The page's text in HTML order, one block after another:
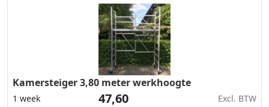
Kamersteiger 3,80 meter werkhoogte
1 week 47,60 Excl. BTW